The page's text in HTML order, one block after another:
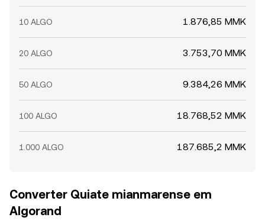
10 ALGO 1.876,85 MMK
20 ALGO 3.753,70 MMK
50 ALGO 9.384,26 MMK
100 ALGO 18.768,52 MMK
1.000 ALGO 187.685,2 MMK
Converter Quiate mianmarense em
Algorand